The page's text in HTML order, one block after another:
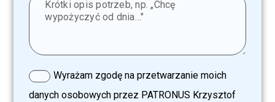
Wyrażam zgodę na przetwarzanie moich
danych osobowych przez PATRONUS Krzysztof